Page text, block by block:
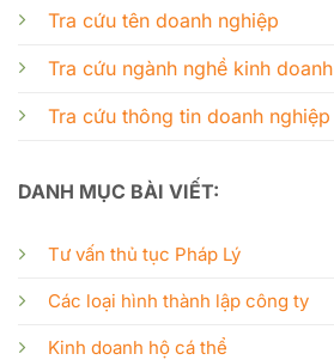
Tra cứu tên doanh nghiệp
Tra cứu ngành nghề kinh doanh
Tra cứu thông tin doanh nghiệp
DANH MỤC BÀI VIẾT:
Tư vấn thủ tục Pháp Lý
Các loại hình thành lập công ty
Kinh doanh hộ cá thể